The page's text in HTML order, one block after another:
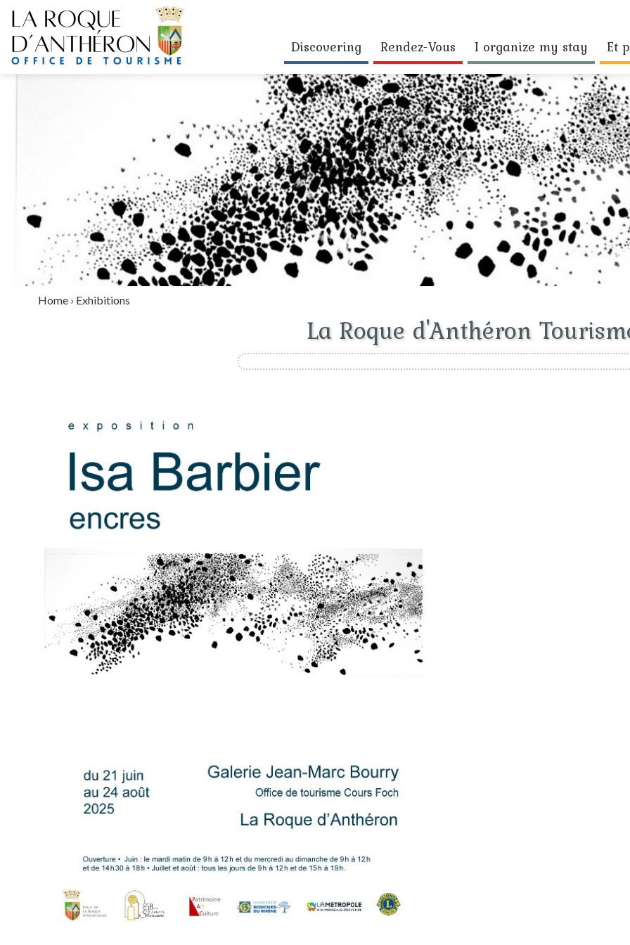
Discovering Rendez-Vous I organize my stay Et
Home› Exhibitions
La Roque d'Anthéron